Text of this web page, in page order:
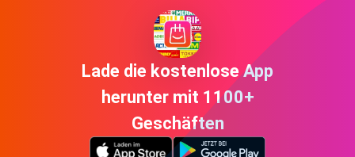
Lade die kostenlose App
herunter mit 1100+
Geschäften